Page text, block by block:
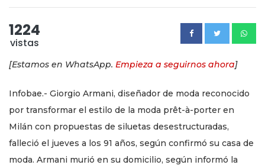
1224
vistas
[Estamos en WhatsApp. Empieza a seguirnos ahora]
Infobae.- Giorgio Armani, diseñador de moda reconocido
por transformar el estilo de la moda prêt-à-porter en
Milán con propuestas de siluetas desestructuradas,
falleció el jueves a los 91 años, según confirmó su casa de
moda. Armani murió en su domicilio, según informó la